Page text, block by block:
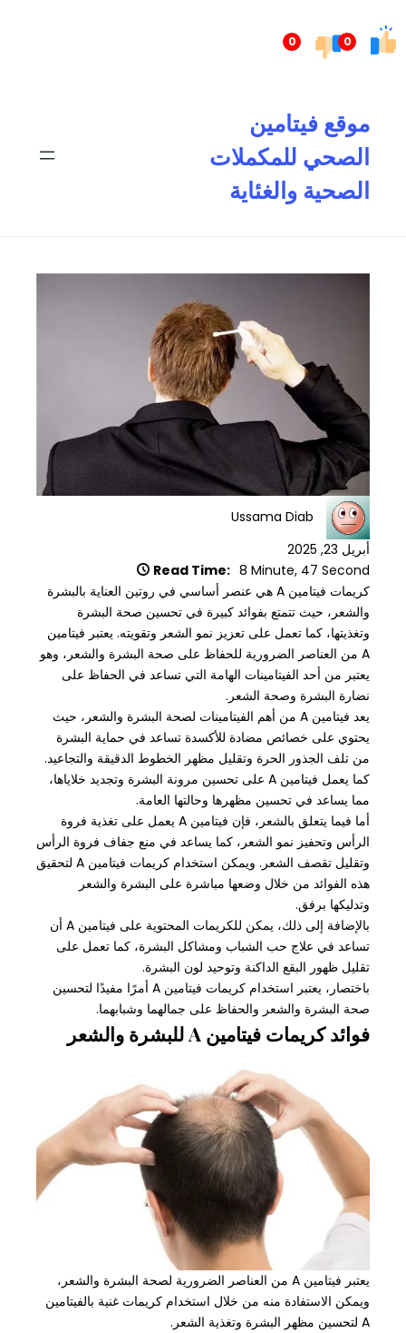
0
0إلى
موقع فيتامين
الصحي للمكملات
الصحية والغئاية
Ussama Diab
أبريل 23, 2025
Read Time: 8 Minute, 47 Second
كريمات فيتامين A هي عنصر أساسي في روتين العناية بالبشرة
والشعر، حيث تتمتع بفوائد كبيرة في تحسين صحة البشرة
وتغذيتها، كما تعمل على تعزيز نمو الشعر وتقويته. يعتبر فيتامين
A من العناصر الضرورية للحفاظ على صحة البشرة والشعر، وهو
يعتبر من أحد الفيتامينات الهامة التي تساعد في الحفاظ على
نضارة البشرة وصحة الشعر.
يعد فيتامين A من أهم الفيتامينات لصحة البشرة والشعر، حيث
يحتوي على خصائص مضادة للأكسدة تساعد في حماية البشرة
من تلف الجذور الحرة وتقليل مظهر الخطوط الدقيقة والتجاعيد.
كما يعمل فيتامين A على تحسين مرونة البشرة وتجديد خلاياها،
مما يساعد في تحسين مظهرها وحالتها العامة.
أما فيما يتعلق بالشعر، فإن فيتامين A يعمل على تغذية فروة
الرأس وتحفيز نمو الشعر، كما يساعد في منع جفاف فروة الرأس
وتقليل تقصف الشعر. ويمكن استخدام كريمات فيتامين A لتحقيق
هذه الفوائد من خلال وضعها مباشرة على البشرة والشعر
وتدليكها برفق.
بالإضافة إلى ذلك، يمكن للكريمات المحتوية على فيتامين A أن
تساعد في علاج حب الشباب ومشاكل البشرة، كما تعمل على
تقليل ظهور البقع الداكنة وتوحيد لون البشرة.
باختصار، يعتبر استخدام كريمات فيتامين A أمرًا مفيدًا لتحسين
صحة البشرة والشعر والحفاظ على جمالهما وشبابهما.
فوائد كريمات فيتامين A للبشرة والشعر
يعتبر فيتامين A من العناصر الضرورية لصحة البشرة والشعر،
ويمكن الاستفادة منه من خلال استخدام كريمات غنية بالفيتامين
A لتحسين مظهر البشرة وتغذية الشعر.